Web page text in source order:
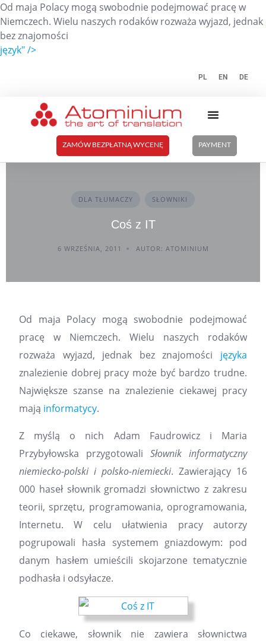
Od maja Polacy mogą swobodnie podejmować pracę w
Niemczech. Wielu naszych rodaków rozważa wyjazd, jednak
bez znajomości
język" />
PL EN DE
ZAMÓW BEZPŁATNĄ WYCENĘ PAYMENT
DLA TŁUMACZY SŁOWNIKI
Coś z IT
6 WRZEŚNIA, 2011 AUTOR: ATOMINIUM
Od maja Polacy mogą swobodnie podejmować
pracę w Niemczech. Wielu naszych rodaków
rozważa wyjazd, jednak bez znajomości języka
znalezienie dobrej pracy może być bardzo trudne.
Największe szanse na znalezienie ciekawej pracy
mają informatycy.
Z myślą o nich Adam Faudrowicz i Maria
Przybyłowska przygotowali Słownik informatyczny
niemiecko-polski i polsko-niemiecki. Zawierający 16
000 haseł słownik gromadzi słownictwo z zakresu
teorii, sprzętu, programowania, oprogramowania,
Internetu. W celu ułatwienia pracy autorzy
pogrupowali hasła systemem gniazdowym: pod
danym hasłem umieścili skojarzone tematycznie
podhasła i odsyłacze.
Co ciekawe, słownik nie zawiera słownictwa